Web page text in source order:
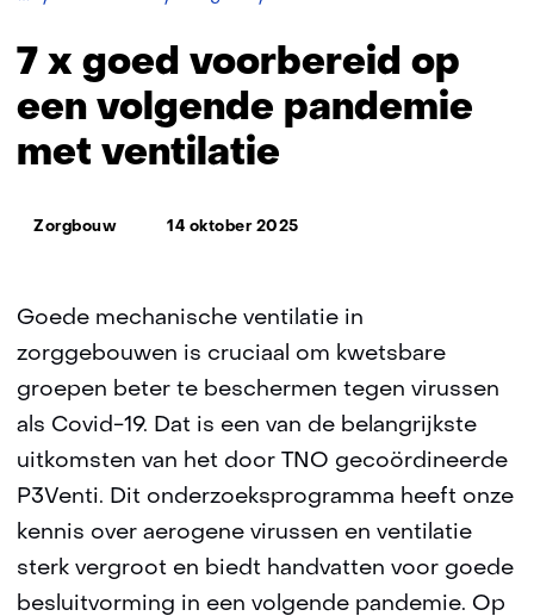
goed
voorbereid
een
volgende
pandemie
ventilatie
7 x goed voorbereid op
een volgende pandemie
met ventilatie
Thema:
Zorgbouw 14 oktober 2025
Goede mechanische ventilatie in
zorggebouwen is cruciaal om kwetsbare
groepen beter te beschermen tegen virussen
als Covid-19. Dat is een van de belangrijkste
uitkomsten van het door TNO gecoördineerde
P3Venti. Dit onderzoeksprogramma heeft onze
kennis over aerogene virussen en ventilatie
sterk vergroot en biedt handvatten voor goede
besluitvorming in een volgende pandemie. Op